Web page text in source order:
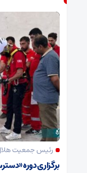
رئیس جمعیت هلال
برگزاری دوره